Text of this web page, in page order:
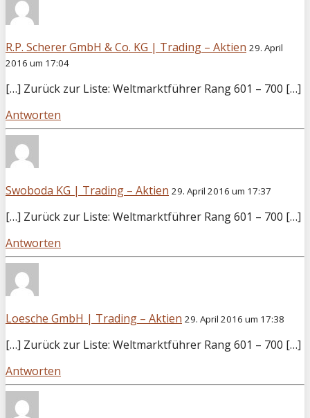
R.P. Scherer GmbH & Co. KG | Trading – Aktien 29. April
2016 um 17:04
[…] Zurück zur Liste: Weltmarktführer Rang 601 – 700 […]
Antworten
Swoboda KG | Trading – Aktien 29. April 2016 um 17:37
[…] Zurück zur Liste: Weltmarktführer Rang 601 – 700 […]
Antworten
Loesche GmbH | Trading – Aktien 29. April 2016 um 17:38
[…] Zurück zur Liste: Weltmarktführer Rang 601 – 700 […]
Antworten